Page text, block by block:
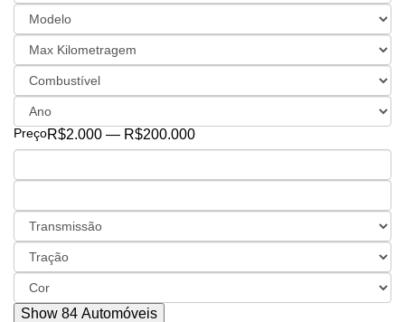
PreçoR$2.000 — R$200.000
Show 84 Automóveis